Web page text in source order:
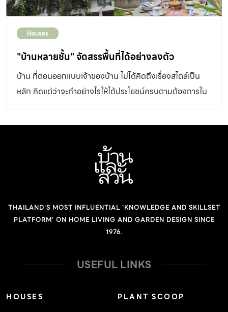
Houses
"บ้านหลายชั้น" จัดสรรพื้นที่ได้อย่างลงตัว
บ้าน ที่ตอนออกแบบเจ้าของบ้าน ไม่ได้คิดถึงเรื่องสไตล์เป็น
หลัก คิดแต่ว่าจะทำอย่างไรให้ได้ประโยชน์ครบตามต้องการใน
THAILAND'S MOST INFLUENTIAL 'KNOWLEDGE AND SKILLSET
PLATFORM' ON HOME LIVING AND GARDEN DESIGN SINCE
1976.
USEFUL LINKS
HOUSES
PLANT SCOOP